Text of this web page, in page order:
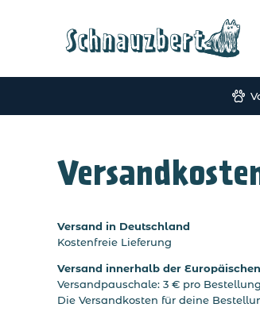
Versand in Deutschland
Kostenfreie Lieferung
Versand innerhalb der
Versandpauschale: 3 € pro
Die Versandkosten für deine